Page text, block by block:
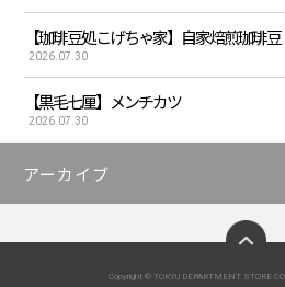
【珈琲豆処こげちゃ家】自家焙煎珈琲豆
2026.07.30
【黒毛七厘】メンチカツ
2026.07.30
アーカイブ
Copyright © TOKYU DEPARTMENT STORE